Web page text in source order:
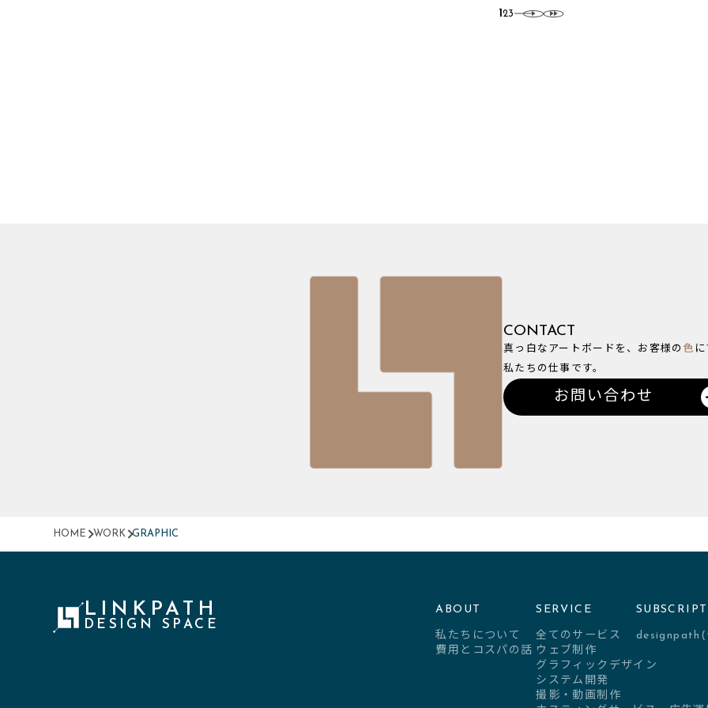
123
CONTACT
真っ白なアートボードを、お客様の 色
私たちの仕事です。
お問い合わせ
HOME WORK GRAPHIC
LINKPATH
DESIGN SPACE
ABOUT
私たちについて
費用とコスパの話
SERVICE
全てのサービス
ウェブ制作
グラフィックデザイン
システム開発
撮影・動画制作
designpath(